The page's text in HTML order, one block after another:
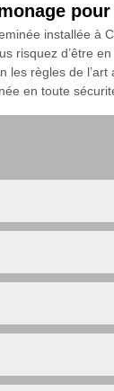
installée à
risquez d’être
règles de
en toute